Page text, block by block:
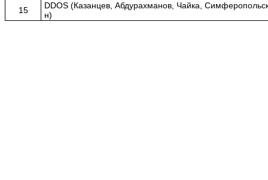
15
DDOS (Казанцев, Абдурахманов, Чайка,
н)